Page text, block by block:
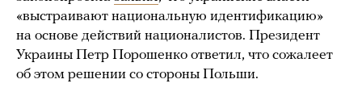
«выстраивают национальную идентификацию»
на основе действий националистов. Президент
Украины Петр Порошенко ответил, что сожалеет
об этом решении со стороны Польши.